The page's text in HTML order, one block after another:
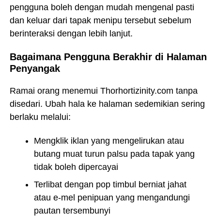
pengguna boleh dengan mudah mengenal pasti
dan keluar dari tapak menipu tersebut sebelum
berinteraksi dengan lebih lanjut.
Bagaimana Pengguna Berakhir di Halaman
Penyangak
Ramai orang menemui Thorhortizinity.com tanpa
disedari. Ubah hala ke halaman sedemikian sering
berlaku melalui:
Mengklik iklan yang mengelirukan atau
butang muat turun palsu pada tapak yang
tidak boleh dipercayai
Terlibat dengan pop timbul berniat jahat
atau e-mel penipuan yang mengandungi
pautan tersembunyi